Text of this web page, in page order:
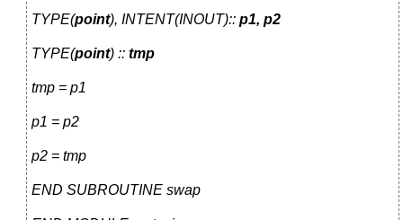
TYPE(point), INTENT(INOUT):: p1, p2
TYPE(point) :: tmp
tmp = p1
p1 = p2
p2 = tmp
END SUBROUTINE swap